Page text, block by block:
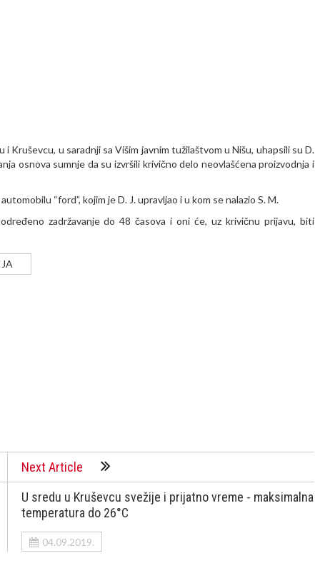
u saradnji sa Višim javnim tužilaštvom u Nišu, uhapsili su D.
osnova sumnje da su izvršili krivično delo neovlašćena proizvodnja i
“ford”, kojim je D. J. upravljao i u kom se nalazio S. M.
zadržavanje do 48 časova i oni će, uz krivičnu prijavu, biti
Next Article
U sredu u Kruševcu svežije i prijatno vreme - maksimalna
temperatura do 26°C
04.09.2019.